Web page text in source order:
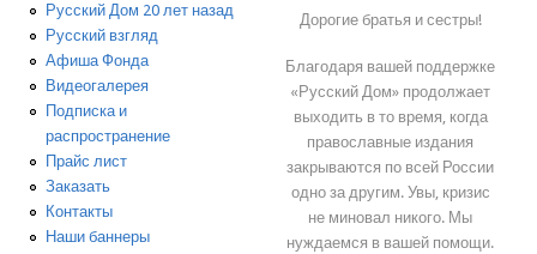
Русский Дом 20 лет назад
Русский взгляд
Афиша Фонда
Видеогалерея
Подписка и
распространение
Прайс лист
Заказать
Контакты
Наши баннеры
Дорогие братья и сестры!
Благодаря вашей поддержке
«Русский Дом» продолжает
выходить в то время, когда
православные издания
закрываются по всей России
одно за другим. Увы, кризис
не миновал никого. Мы
нуждаемся в вашей помощи.